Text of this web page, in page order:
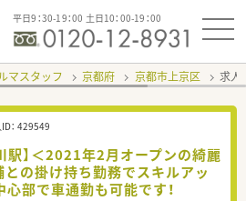
平日9：30-19：00 土日10：00-19：00
マスタッフ 京都府 京都市上京区 求人
： 429549
駅】＜2021年2月オープンの綺麗
の掛け持ち勤務でスキルアッ
心部で車通勤も可能です！